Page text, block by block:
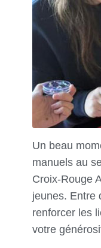
Un beau
manuels au
Croix-Rouge
jeunes. Entre
renforcer les
votre